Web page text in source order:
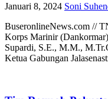
Januari 8, 2024 Soni
BuseronlineNews.com //
Korps Marinir
Supardi, S.E., M.M.,
Ketua Gabungan